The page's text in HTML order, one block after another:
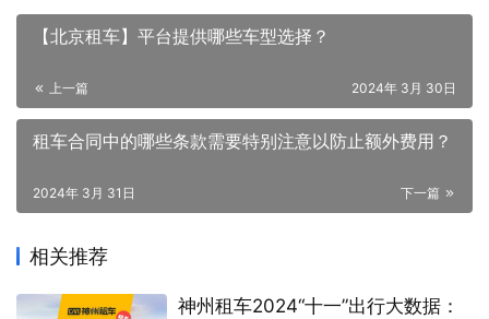
【北京租车】平台提供哪些车型选择？
上一篇 2024年 3月 30日
租车合同中的哪些条款需要特别注意以防止额外费用？
下一篇
2024年 3月 31日
相关推荐
神州租车2024“十一”出行大数据：